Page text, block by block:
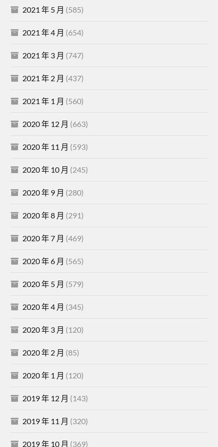
2021 年 5 月 (585)
2021 年 4 月 (654)
2021 年 3 月 (747)
2021 年 2 月 (437)
2021 年 1 月 (560)
2020 年 12 月 (663)
2020 年 11 月 (593)
2020 年 10 月 (245)
2020 年 9 月 (280)
2020 年 8 月 (291)
2020 年 7 月 (469)
2020 年 6 月 (565)
2020 年 5 月 (579)
2020 年 4 月 (345)
2020 年 3 月 (120)
2020 年 2 月 (85)
2020 年 1 月 (120)
2019 年 12 月 (143)
2019 年 11 月 (320)
2019 年 10 月 (369)